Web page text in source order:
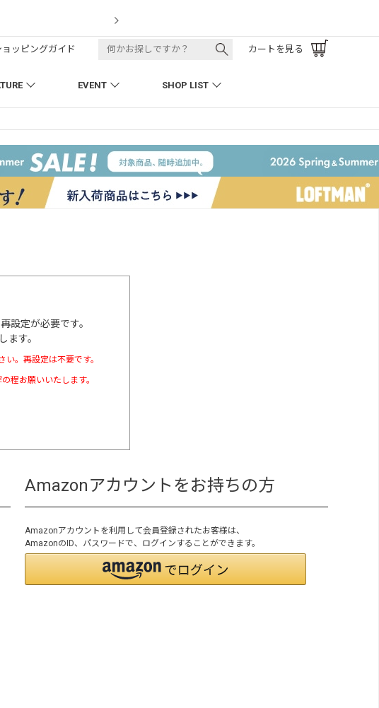
年 H.D. Track Pant
EVENT SHOP LIST
ョッピングガイド カートを見る
設定が必要です。
ます。
。再設定は不要です。
程お願いいたします。
Amazonアカウントをお持ちの方
Amazonアカウントを利用して会員登録されたお客様は、
AmazonのID、パスワードで、ログインすることができます。